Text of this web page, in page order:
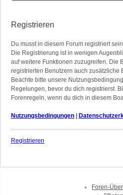
Registrieren
Du musst in diesem Forum registriert
Die Registrierung ist in wenigen
auf weitere Funktionen zuzugreifen. Die
registrierten Benutzern auch zusätzliche
Beachte bitte unsere
Regelungen, bevor du dich registrierst.
Forenregeln, wenn du dich in diesem
Nutzungsbedingungen
Registrieren
Foren-